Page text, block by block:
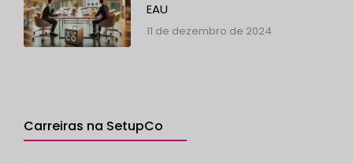
EAU
11 de dezembro de 2024
Carreiras na SetupCo